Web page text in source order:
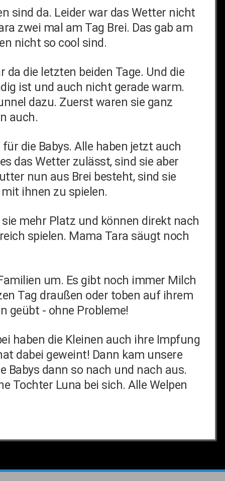
sind da. Leider war das Wetter nicht
zwei mal am Tag Brei. Das gab am
nicht so cool sind.
die letzten beiden Tage. Und die
ist und auch nicht gerade warm.
dazu. Zuerst waren sie ganz
auch.
die Babys. Alle haben jetzt auch
das Wetter zulässt, sind sie aber
nun aus Brei besteht, sind sie
ihnen zu spielen.
mehr Platz und können direkt nach
spielen. Mama Tara säugt noch
um. Es gibt noch immer Milch
Tag draußen oder toben auf ihrem
geübt - ohne Probleme!
haben die Kleinen auch ihre Impfung
dabei geweint! Dann kam unsere
Babys dann so nach und nach aus.
Tochter Luna bei sich. Alle Welpen